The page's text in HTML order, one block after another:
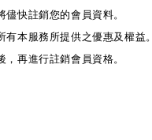
快註銷您的會員資料。
本服務所提供之優惠及權益。
後，再進行註銷會員資格。